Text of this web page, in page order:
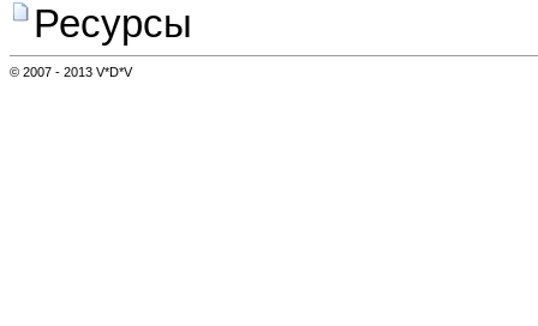
Ресурсы
© 2007 - 2013 V*D*V